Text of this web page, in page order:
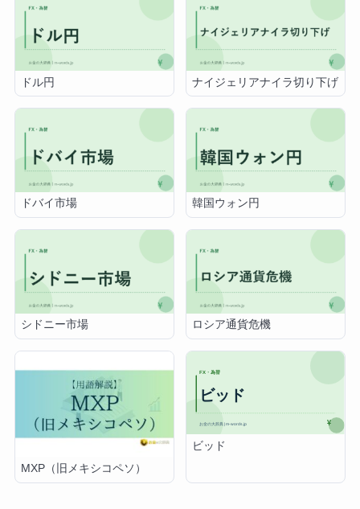
ドル円 ナイジェリアナイラ切り下げ
ドバイ市場 韓国ウォン円
シドニー市場 ロシア通貨危機
MXP（旧メキシコペソ）
ビッド